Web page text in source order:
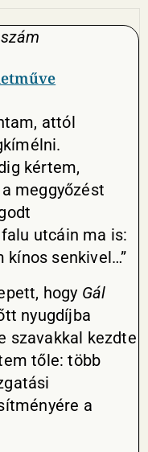
attól
kértem,
meggyőzést
utcáin ma is:
kínos senkivel…”
hogy Gál
nyugdíjba
szavakkal kezdte
tőle: több
a